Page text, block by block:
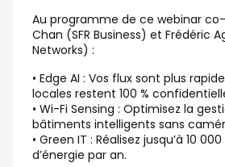
Au programme de ce webinar
Chan (SFR Business) et Frédéric
Networks) :
• Edge AI : Vos flux sont plus
locales restent 100 %
• Wi-Fi Sensing : Optimisez la
bâtiments intelligents sans
• Green IT : Réalisez jusqu’à 10
d’énergie par an.